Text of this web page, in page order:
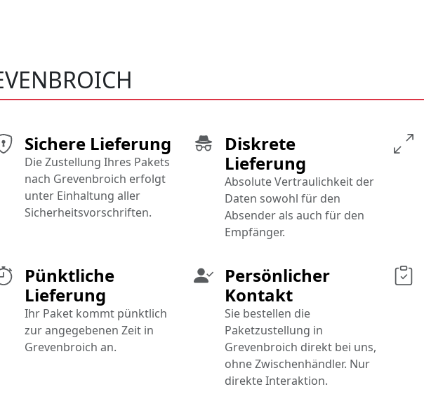
Pünktliche
Lieferung
Ihr Paket kommt pünktlich
zur angegebenen Zeit in
Grevenbroich an.
Sichere Lieferung
Die Zustellung Ihres Pakets
nach Grevenbroich erfolgt
unter Einhaltung aller
Sicherheitsvorschriften.
Diskrete
Lieferung
Absolute Vertraulichkeit der
Daten sowohl für den
Absender als auch für den
Empfänger.
Persönlicher
Kontakt
Sie bestellen die
Paketzustellung in
Grevenbroich direkt bei uns,
ohne Zwischenhändler. Nur
direkte Interaktion.